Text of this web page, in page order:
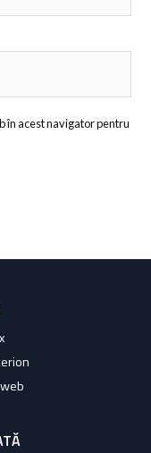
în acest navigator pentru